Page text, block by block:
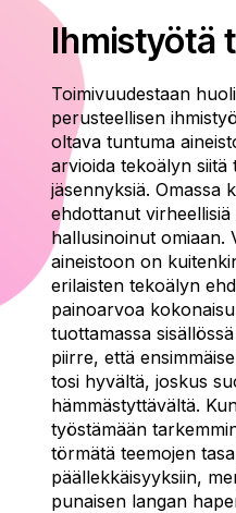
Ihmistyötä
Toimivuudestaan
perusteellisen
oltava tuntuma
arvioida tekoälyn siitä
jäsennyksiä. Omassa
ehdottanut virheellisiä
hallusinoinut omiaan.
aineistoon on
erilaisten tekoälyn
painoarvoa
tuottamassa
piirre, että
tosi hyvältä, joskus
hämmästyttävältä.
työstämään
törmätä teemojen
päällekkäisyyksiin,
punaisen langan